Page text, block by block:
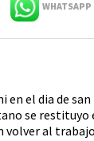
WHATSAPP